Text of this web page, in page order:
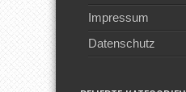
Impressum
Datenschutz